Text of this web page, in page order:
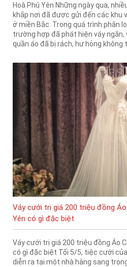
Hoà Phú Yên Những ngày qua,
khắp nơi đã được gửi đến các khu
ở miền Bắc. Trong quá trình phân
trường hợp đã phát hiện váy
quần áo đã bị rách, hư hỏng không
Váy cưới trị giá 200 triệu đồng
Yên có gì đặc biệt
Váy cưới trị giá 200 triệu đồng Áo
có gì đặc biệt Tối 5/5, tiệc cưới
diễn ra tại một nhà hàng sang